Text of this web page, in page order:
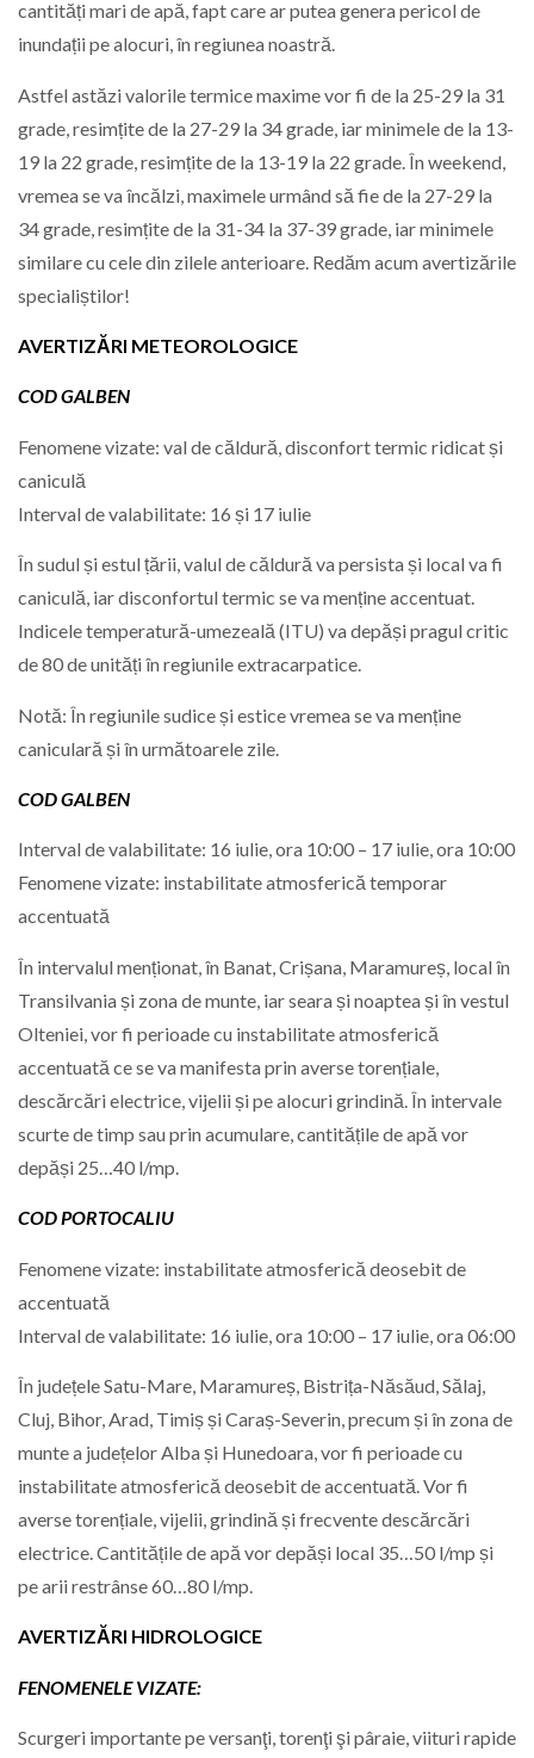
cantități mari de apă, fapt care ar putea genera pericol de
inundații pe alocuri, în regiunea noastră.
Astfel astăzi valorile termice maxime vor fi de la 25-29 la 31
grade, resimțite de la 27-29 la 34 grade, iar minimele de la 13-
19 la 22 grade, resimțite de la 13-19 la 22 grade. În weekend,
vremea se va încălzi, maximele urmând să fie de la 27-29 la
34 grade, resimțite de la 31-34 la 37-39 grade, iar minimele
similare cu cele din zilele anterioare. Redăm acum avertizările
specialiștilor!
AVERTIZĂRI METEOROLOGICE
COD GALBEN
Fenomene vizate: val de căldură, disconfort termic ridicat și
caniculă
Interval de valabilitate: 16 și 17 iulie
În sudul și estul țării, valul de căldură va persista și local va fi
caniculă, iar disconfortul termic se va menține accentuat.
Indicele temperatură-umezeală (ITU) va depăși pragul critic
de 80 de unități în regiunile extracarpatice.
Notă: În regiunile sudice și estice vremea se va menține
caniculară și în următoarele zile.
COD GALBEN
Interval de valabilitate: 16 iulie, ora 10:00 – 17 iulie, ora 10:00
Fenomene vizate: instabilitate atmosferică temporar
accentuată
În intervalul menționat, în Banat, Crișana, Maramureș, local în
Transilvania și zona de munte, iar seara și noaptea și în vestul
Olteniei, vor fi perioade cu instabilitate atmosferică
accentuată ce se va manifesta prin averse torențiale,
descărcări electrice, vijelii și pe alocuri grindină. În intervale
scurte de timp sau prin acumulare, cantitățile de apă vor
depăși 25…40 l/mp.
COD PORTOCALIU
Fenomene vizate: instabilitate atmosferică deosebit de
accentuată
Interval de valabilitate: 16 iulie, ora 10:00 – 17 iulie, ora 06:00
În județele Satu-Mare, Maramureș, Bistrița-Năsăud, Sălaj,
Cluj, Bihor, Arad, Timiș și Caraș-Severin, precum și în zona de
munte a județelor Alba și Hunedoara, vor fi perioade cu
instabilitate atmosferică deosebit de accentuată. Vor fi
averse torențiale, vijelii, grindină și frecvente descărcări
electrice. Cantitățile de apă vor depăși local 35…50 l/mp și
pe arii restrânse 60…80 l/mp.
AVERTIZĂRI HIDROLOGICE
FENOMENELE VIZATE:
Scurgeri importante pe versanţi, torenţi şi pâraie, viituri rapide